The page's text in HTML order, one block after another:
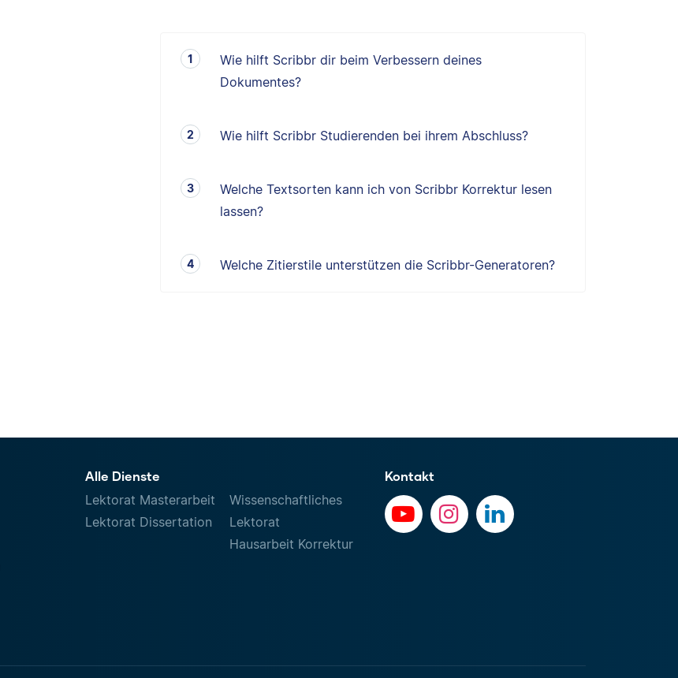
Wie hilft Scribbr dir beim Verbessern deines
Dokumentes?
Wie hilft Scribbr Studierenden bei ihrem Abschluss?
Welche Textsorten kann ich von Scribbr Korrektur lesen
lassen?
Welche Zitierstile unterstützen die Scribbr-Generatoren?
Alle Dienste
Lektorat Masterarbeit
Lektorat Dissertation
Wissenschaftliches
Lektorat
Hausarbeit Korrektur
Kontakt